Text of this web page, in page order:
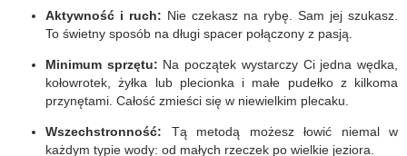
Aktywność i ruch: Nie czekasz na rybę. Sam jej szukasz.
To świetny sposób na długi spacer połączony z pasją.
Minimum sprzętu: Na początek wystarczy Ci jedna wędka,
kołowrotek, żyłka lub plecionka i małe pudełko z kilkoma
przynętami. Całość zmieści się w niewielkim plecaku.
Wszechstronność: Tą metodą możesz łowić niemal w
każdym typie wody: od małych rzeczek po wielkie jeziora.